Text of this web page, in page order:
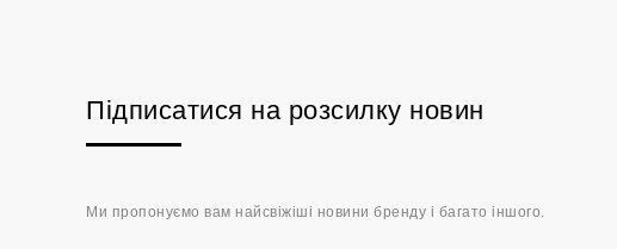
Підписатися на розсилку новин
Ми пропонуємо вам найсвіжіші новини бренду і багато іншого.